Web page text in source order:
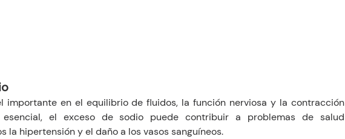
importante en el equilibrio de fluidos, la función nerviosa y la contracción
esencial, el exceso de sodio puede contribuir a problemas de salud
la hipertensión y el daño a los vasos sanguíneos.